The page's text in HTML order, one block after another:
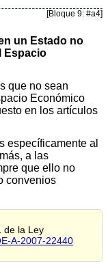
[Bloque 9: #a4]
un Estado no
Espacio
que no sean
Económico
en los artículos
específicamente al
a las
que ello no
convenios
de la Ley
A-2007-22440